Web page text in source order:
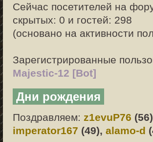
Сейчас посетителей на
скрытых: 0 и гостей: 298
(основано на активности
Зарегистрированные
Majestic-12 [Bot]
Дни рождения
Поздравляем: z1evuP76
imperator167 (49), alamo-d